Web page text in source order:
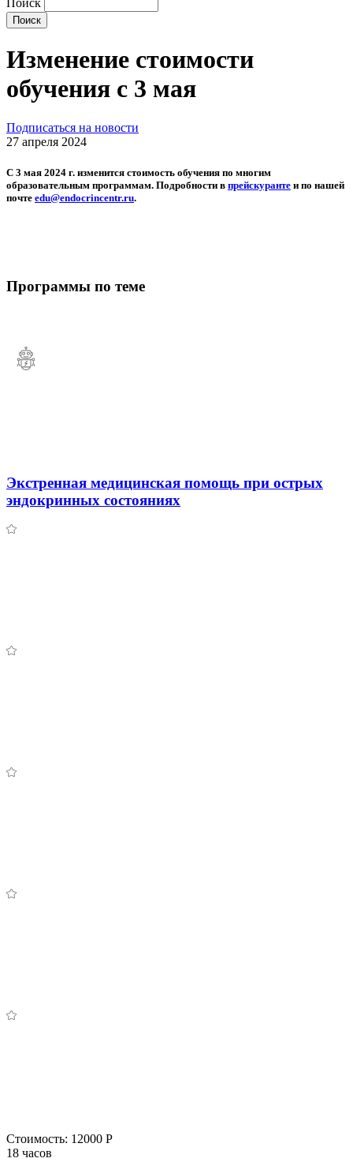
Поиск
Изменение стоимости
обучения с 3 мая
Подписаться на новости
27 апреля 2024
С 3 мая 2024 г. изменится стоимость обучения по многим
образовательным программам. Подробности в прейскуранте и по нашей
почте edu@endocrincentr.ru.
Программы по теме
Экстренная медицинская помощь при острых
эндокринных состояниях
Стоимость: 12000 Р
18 часов